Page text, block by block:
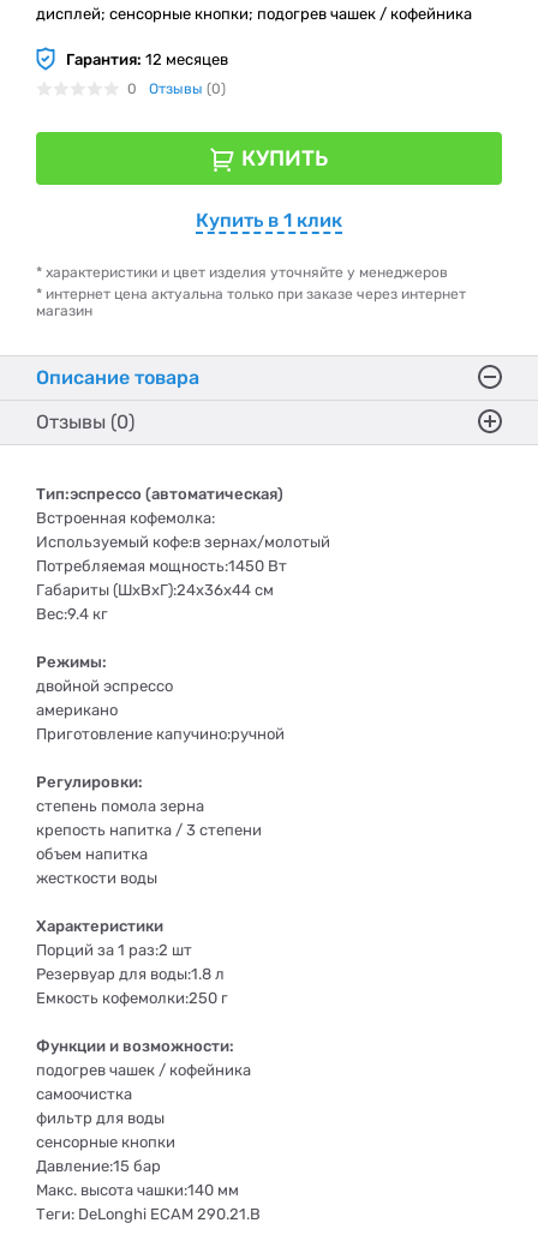
дисплей; сенсорные кнопки; подогрев чашек / кофейника
Гарантия: 12 месяцев
0 Отзывы (0)
КУПИТЬ
Купить в 1 клик
* характеристики и цвет изделия уточняйте у менеджеров
* интернет цена актуальна только при заказе через интернет
магазин
Описание товара
Отзывы (0)
Тип:эспрессо (автоматическая)
Встроенная кофемолка:
Используемый кофе:в зернах/молотый
Потребляемая мощность:1450 Вт
Габариты (ШхВхГ):24x36x44 см
Вес:9.4 кг
Режимы:
двойной эспрессо
американо
Приготовление капучино:ручной
Регулировки:
степень помола зерна
крепость напитка / 3 степени
объем напитка
жесткости воды
Характеристики
Порций за 1 раз:2 шт
Резервуар для воды:1.8 л
Емкость кофемолки:250 г
Функции и возможности:
подогрев чашек / кофейника
самоочистка
фильтр для воды
сенсорные кнопки
Давление:15 бар
Макс. высота чашки:140 мм
Теги: DeLonghi ECAM 290.21.B